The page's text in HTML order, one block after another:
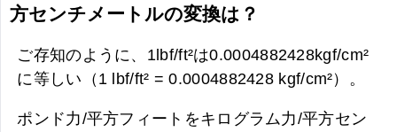
方センチメートルの変換は？
ご存知のように、1lbf/ft²は0.0004882428kgf/cm²
に等しい（1 lbf/ft² = 0.0004882428 kgf/cm²）。
ポンド力/平方フィートをキログラム力/平方セン